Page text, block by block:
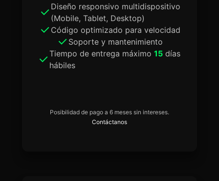
Diseño responsivo multidispositivo
(Mobile, Tablet, Desktop)
Código optimizado para velocidad
Soporte y mantenimiento
Tiempo de entrega máximo 15días
hábiles
Posibilidad de pago a 6 meses sin intereses.
Contáctanos